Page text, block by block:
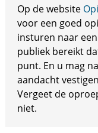
Op de website
voor een goed
insturen naar
publiek bereikt
punt. En u mag
aandacht
Vergeet de
niet.